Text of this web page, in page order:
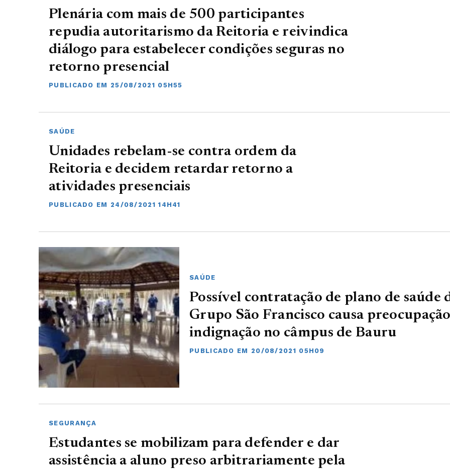
Plenária com mais de 500 participantes
repudia autoritarismo da Reitoria e reivindica
diálogo para estabelecer condições seguras no
retorno presencial
PUBLICADO EM 25/08/2021 05H55
SAÚDE
Unidades rebelam-se contra ordem da
Reitoria e decidem retardar retorno a
atividades presenciais
PUBLICADO EM 24/08/2021 14H41
SAÚDE
Possível contratação de plano de saúde
Grupo São Francisco causa
indignação no câmpus de Bauru
PUBLICADO EM 20/08/2021 05H09
SEGURANÇA
Estudantes se mobilizam para defender e dar
assistência a aluno preso arbitrariamente pela